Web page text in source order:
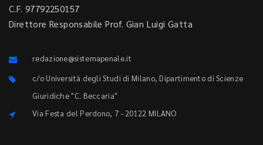
C.F. 97792250157
Direttore Responsabile Prof. Gian Luigi Gatta
redazione@sistemapenale.it
c/o Università degli Studi di Milano, Dipartimento di Scienze
Giuridiche "C. Beccaria"
Via Festa del Perdono, 7 - 20122 MILANO